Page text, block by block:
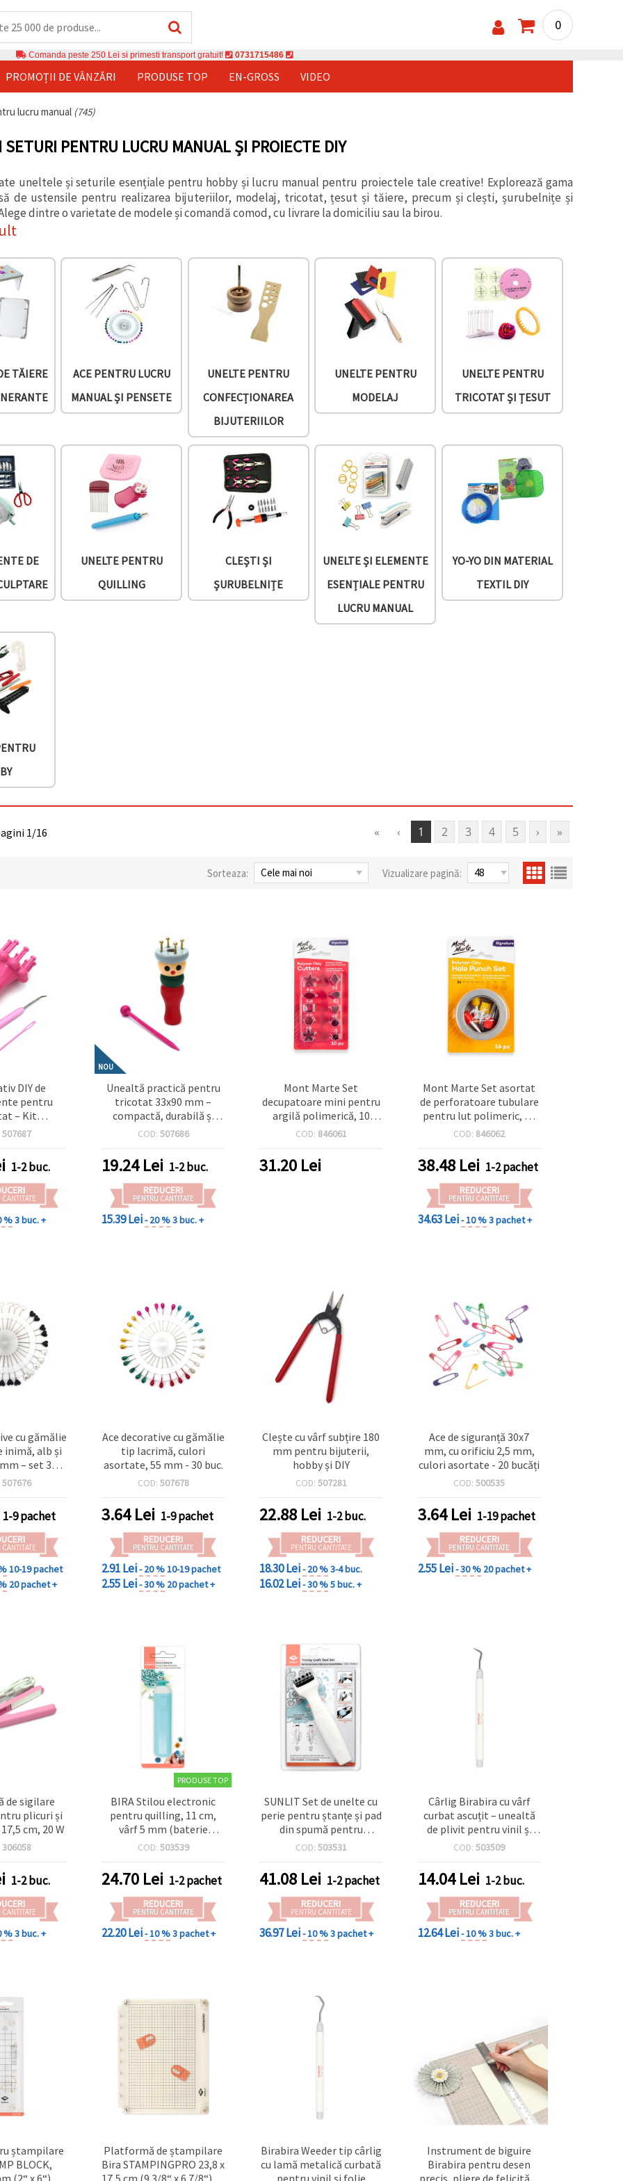
0
Comanda peste 250 Lei si primesti transport gratuit! 0731715486
PROMOȚII DE VÂNZĂRI PRODUSE TOP EN-GROSS VIDEO
lucru manual (745)
SETURI PENTRU LUCRU MANUAL ȘI PROIECTE DIY
uneltele și seturile esențiale pentru hobby și lucru manual pentru proiectele tale creative! Explorează gama
de ustensile pentru realizarea bijuteriilor, modelaj, tricotat, țesut și tăiere, precum și clești, șurubelnițe și
dintre o varietate de modele și comandă comod, cu livrare la domiciliu sau la birou.
TĂIERE
ACE PENTRU LUCRU
MANUAL ȘI PENSETE
UNELTE PENTRU
CONFECȚIONAREA
BIJUTERIILOR
UNELTE PENTRU
MODELAJ
UNELTE PENTRU
TRICOTAT ȘI ȚESUT
DE
UNELTE PENTRU
QUILLING
CLEȘTI ȘI
ȘURUBELNIȚE
UNELTE ȘI ELEMENTE
ESENȚIALE PENTRU
LUCRU MANUAL
YO-YO DIN MATERIAL
TEXTIL DIY
« ‹ 1 2 3 4 5 › »
1/16
Sorteaza: Vizualizare pagină:
DIY de
pentru
– Kit
pentru
pentru
și artiști
507687
1-2 buc.
CANTITATE
%3 buc. +
NOU
Unealtă practică pentru
tricotat 33x90 mm –
compactă, durabilă și
perfectă pentru țesut,
creative din fire
COD: 507686
19.24Lei 1-2 buc.
REDUCERI
PENTRU CANTITATE
15.39 Lei- 20 %3 buc. +
Mont Marte Set
decupatoare mini pentru
argilă polimerică, 10
piese – forme de tăiere
COD: 846061
31.20 Lei
Mont Marte Set asortat
de perforatoare tubulare
pentru lut polimeric, 16
piese, 1–10 mm
COD: 846062
38.48Lei 1-2 pachet
REDUCERI
PENTRU CANTITATE
34.63 Lei- 10 %3 pachet +
cu gămălie
inimă, alb și
– set 30
507676
1-9 pachet
CANTITATE
10-19 pachet
20 pachet +
Ace decorative cu gămălie
tip lacrimă, culori
asortate, 55 mm - 30 buc.
COD: 507678
3.64Lei 1-9 pachet
REDUCERI
PENTRU CANTITATE
2.91 Lei- 20 %10-19 pachet
2.55 Lei- 30 % 20 pachet +
Clește cu vârf subțire 180
mm pentru bijuterii,
hobby și DIY
COD: 507281
22.88 Lei 1-2 buc.
REDUCERI
PENTRU CANTITATE
18.30 Lei- 20 %3-4 buc.
16.02 Lei- 30 %5 buc. +
Ace de siguranță 30x7
mm, cu orificiu 2,5 mm,
culori asortate - 20 bucăți
COD:500535
3.64Lei 1-19 pachet
REDUCERI
PENTRU CANTITATE
2.55 Lei- 30 % 20 pachet +
de sigilare
plicuri și
cm, 20 W
306058
1-2 buc.
CANTITATE
%3 buc. +
PRODUSE TOP
BIRA Stilou electronic
pentru quilling, 11 cm,
vârf 5 mm (baterie
neinclusă)
COD: 503539
24.70 Lei 1-2 pachet
REDUCERI
PENTRU CANTITATE
22.20 Lei- 10 %3 pachet +
SUNLIT Set de unelte cu
perie pentru ștanțe și pad
din spumă pentru
curățarea decupajelor
cardmaking
COD: 503531
41.08 Lei 1-2 pachet
REDUCERI
PENTRU CANTITATE
36.97 Lei- 10 %3 pachet +
Cârlig Birabira cu vârf
curbat ascuțit – unealtă
de plivit pentru vinil și
folie autocolantă, 16 cm
COD:503509
14.04Lei 1-2 buc.
REDUCERI
PENTRU CANTITATE
12.64 Lei- 10 %3 buc. +
ștampilare
BLOCK,
(2“ x 6“),
Platformă de ștampilare
Bira STAMPINGPRO 23,8 x
17,5 cm (9 3/8“ x 6 7/8“) cu
Birabira Weeder tip cârlig
cu lamă metalică curbată
pentru vinil și folie
Instrument de biguire
Birabira pentru desen
precis, pliere de felicitări,